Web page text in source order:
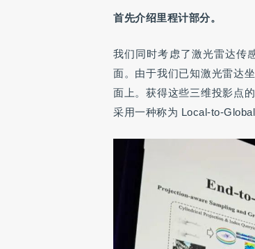
首先介绍里程计部分。
我们同时考虑了激光雷达传
面。由于我们已知激光雷达
面上。获得这些三维投影点
采用一种称为 Local-to-